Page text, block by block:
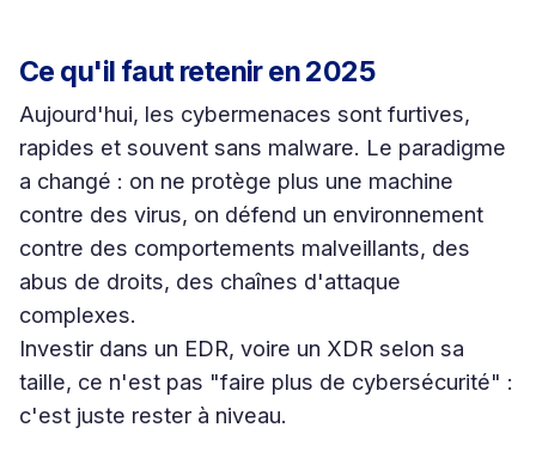
Ce qu'il faut retenir en 2025
Aujourd'hui, les cybermenaces sont furtives,
rapides et souvent sans malware. Le paradigme
a changé : on ne protège plus une machine
contre des virus, on défend un environnement
contre des comportements malveillants, des
abus de droits, des chaînes d'attaque
complexes.
Investir dans un EDR, voire un XDR selon sa
taille, ce n'est pas "faire plus de cybersécurité" :
c'est juste rester à niveau.